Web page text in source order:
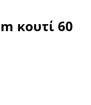
κουτί 60